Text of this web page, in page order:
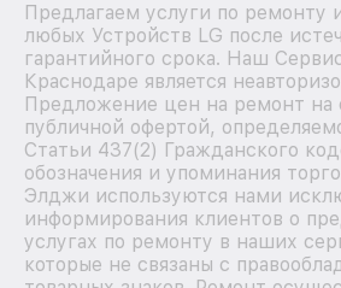
Предлагаем услуги по ремонту
любых Устройств LG после
гарантийного срока. Наш
Краснодаре является
Предложение цен на ремонт на
публичной офертой,
Статьи 437(2) Гражданского
обозначения и упоминания
Элджи используются нами
информирования клиентов о
услугах по ремонту в наших
которые не связаны с